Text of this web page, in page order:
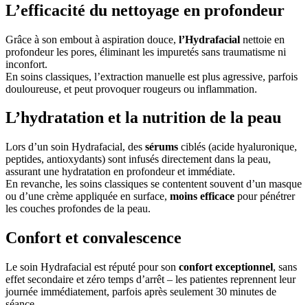
L’efficacité du nettoyage en profondeur
Grâce à son embout à aspiration douce, l’Hydrafacial nettoie en
profondeur les pores, éliminant les impuretés sans traumatisme ni
inconfort.
En soins classiques, l’extraction manuelle est plus agressive, parfois
douloureuse, et peut provoquer rougeurs ou inflammation.
L’hydratation et la nutrition de la peau
Lors d’un soin Hydrafacial, des sérums ciblés (acide hyaluronique,
peptides, antioxydants) sont infusés directement dans la peau,
assurant une hydratation en profondeur et immédiate.
En revanche, les soins classiques se contentent souvent d’un masque
ou d’une crème appliquée en surface, moins efficace pour pénétrer
les couches profondes de la peau.
Confort et convalescence
Le soin Hydrafacial est réputé pour son confort exceptionnel, sans
effet secondaire et zéro temps d’arrêt – les patientes reprennent leur
journée immédiatement, parfois après seulement 30 minutes de